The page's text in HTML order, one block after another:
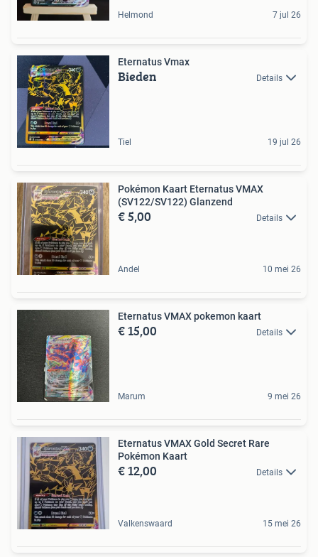
Helmond 7 jul 26
Eternatus Vmax
Bieden Details
Tiel 19 jul 26
Pokémon Kaart Eternatus VMAX
(SV122/SV122) Glanzend
€ 5,00 Details
Andel 10 mei 26
Eternatus VMAX pokemon kaart
€ 15,00 Details
Marum 9 mei 26
Eternatus VMAX Gold Secret Rare
Pokémon Kaart
€ 12,00 Details
Valkenswaard 15 mei 26